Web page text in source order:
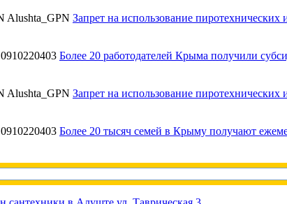
Alushta_GPN Запрет на использование пиротехнических
0910220403 Более 20 работодателей Крыма получили
Alushta_GPN Запрет на использование пиротехнических
0910220403 Более 20 тысяч семей в Крыму получают